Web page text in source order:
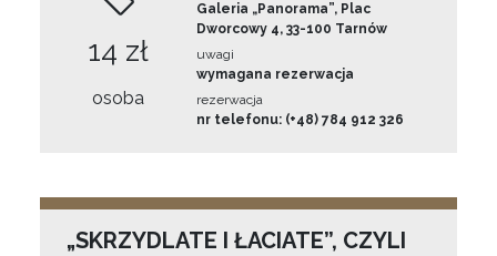
14 zł
osoba
Galeria „Panorama”, Plac
Dworcowy 4, 33-100 Tarnów
uwagi
wymagana rezerwacja
rezerwacja
nr telefonu: (+48) 784 912 326
„SKRZYDLATE I ŁACIATE”, CZYLI